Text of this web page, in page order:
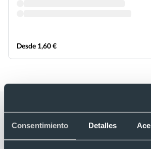
Consentimiento Detalles
Desde 1,60 €
Categorías relacionadas
personalizado de cristal
cromado (650 ml)